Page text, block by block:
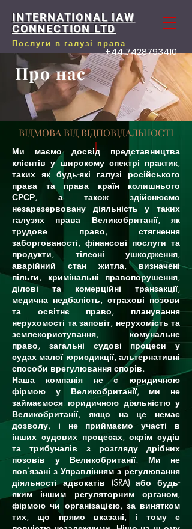
INTERNATIONAL lAW
CONNECTION LTD
Послуги в галузі права
+44 7428793410
Про нас
ВІДМОВА ВІД ВІДПОВІДАЛЬНОСТІ
Ми маємо досвід представництва
клієнтів у широкому спектрі практик,
таких як будь-які галузі російського
права та права країн колишнього
СРСР, а також здійснюємо
незарезервовану діяльність у таких
галузях права Великобританії, як
трудове право, стягнення
заборгованості, фінансові послуги та
продукти, тілесні ушкодження,
аварійний стан житла, визначені
пільги, кримінальні правопорушення,
ділові та комерційні транзакції,
медична недбалість, страхові позови
та освітнє право, планування
нерухомості та заповіт, нерухомість та
землекористування, комунальне
право, загальні судові процеси у
судах малої юрисдикції, альтернативні
способи врегулювання спорів.
Наша компанія не є юридичною
фірмою у Великобританії, ми не
займаємося юридичною діяльністю у
Великобританії, якщо на це немає
дозволу, і не приймаємо участі в
інших судових процесах, окрім судів
та трибуналів з розгляду дрібних
позовів у Великобританії. Ми не
пов'язані з Управлінням з регулювання
діяльності адвокатів (SRA) або будь-
яким іншим регуляторним органом,
фірмою чи організацією, за винятком
тих, що прямо вказані, і тому є